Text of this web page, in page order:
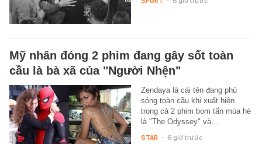
Mỹ nhân đóng 2 phim đang gây sốt toàn
cầu là bà xã của "Người Nhện"
Zendaya là cái tên đang phủ
sóng toàn cầu khi xuất hiện
trong cả 2 phim bom tấn mùa hè
là "The Odyssey" và…
STAR - 6 giờ trước